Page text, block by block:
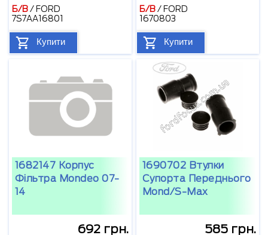
Б/В/ FORD
7S7AA16801
Купити
Б/В/ FORD
1670803
Купити
1682147 Корпус
Фільтра Mondeo 07-
14
692 грн.
1690702 Втулки
Супорта Переднього
Mond/S-Max
585 грн.